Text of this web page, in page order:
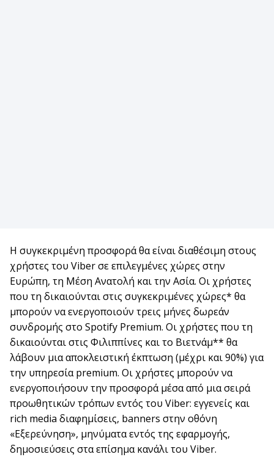
Η συγκεκριμένη προσφορά θα είναι διαθέσιμη στους
χρήστες του Viber σε επιλεγμένες χώρες στην
Ευρώπη, τη Μέση Ανατολή και την Ασία. Οι χρήστες
που τη δικαιούνται στις συγκεκριμένες χώρες* θα
μπορούν να ενεργοποιούν τρεις μήνες δωρεάν
συνδρομής στο Spotify Premium. Οι χρήστες που τη
δικαιούνται στις Φιλιππίνες και το Βιετνάμ** θα
λάβουν μια αποκλειστική έκπτωση (μέχρι και 90%) για
την υπηρεσία premium. Οι χρήστες μπορούν να
ενεργοποιήσουν την προσφορά μέσα από μια σειρά
προωθητικών τρόπων εντός του Viber: εγγενείς και
rich media διαφημίσεις, banners στην οθόνη
«Εξερεύνηση», μηνύματα εντός της εφαρμογής,
δημοσιεύσεις στα επίσημα κανάλι του Viber.